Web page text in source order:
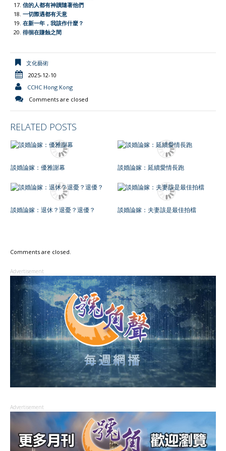
信的人都有神蹟隨著他們
一切際遇都有天意
在新一年，我該作什麼？
徘徊在賺蝕之間
文化藝術
2025-12-10
CCHC Hong Kong
Comments are closed
RELATED POSTS
談婚論嫁：優雅謝幕 談婚論嫁：延續愛情長跑
談婚論嫁：退休？退憂？退優？ 談婚論嫁：夫妻該是最佳拍檔
Comments are closed.
Advertisement
Advertisement